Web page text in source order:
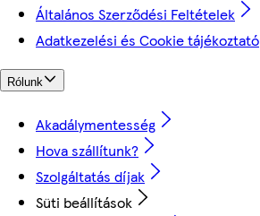
Általános Szerződési Feltételek
Adatkezelési és Cookie tájékoztató
Rólunk
Akadálymentesség
Hova szállítunk?
Szolgáltatás díjak
Süti beállítások